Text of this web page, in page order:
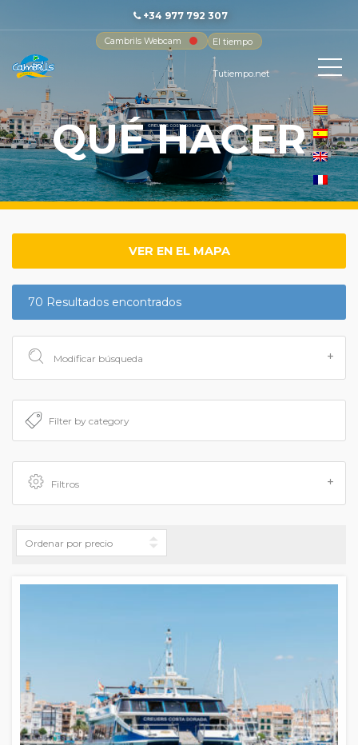
+34 977 792 307
Cambrils Webcam
El tiempo
-
Tutiempo.net
QUÉ HACER
VER EN EL MAPA
70 Resultados encontrados
Modificar búsqueda
Filtros